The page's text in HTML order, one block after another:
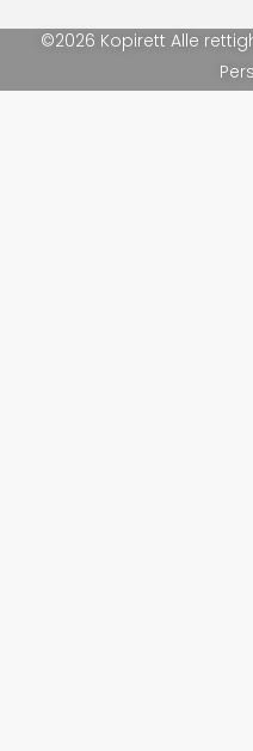
©2026 Kopirett Alle